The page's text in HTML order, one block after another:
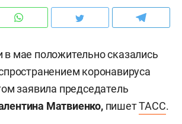
в мае положительно сказались
коронавируса
заявила председатель
Матвиенко, пишетТАСС.